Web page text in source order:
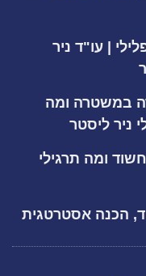
| עו"ד ניר
במשטרה ומה
ניר ליסטר
ומה תרגילי
הכנה אסטרטגית